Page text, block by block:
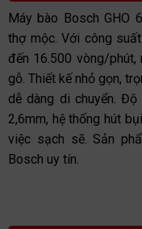
sao
Máy bào Bosch GHO
thợ mộc. Với công
đến 16.500 vòng/
gỗ. Thiết kế nhỏ gọn,
dễ dàng di chuyển.
2,6mm, hệ thống hút
việc sạch sẽ. Sản
Bosch uy tín.